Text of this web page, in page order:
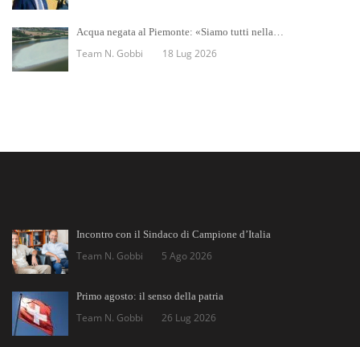
Acqua negata al Piemonte: «Siamo tutti nella…
Team N. Gobbi 18 Lug 2026
Incontro con il Sindaco di Campione d’Italia
Team N. Gobbi 5 Ago 2026
Primo agosto: il senso della patria
Team N. Gobbi 26 Lug 2026